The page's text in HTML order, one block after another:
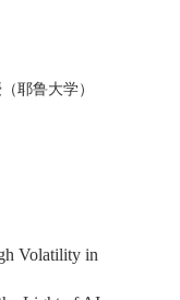
鲁大学）
Volatility in